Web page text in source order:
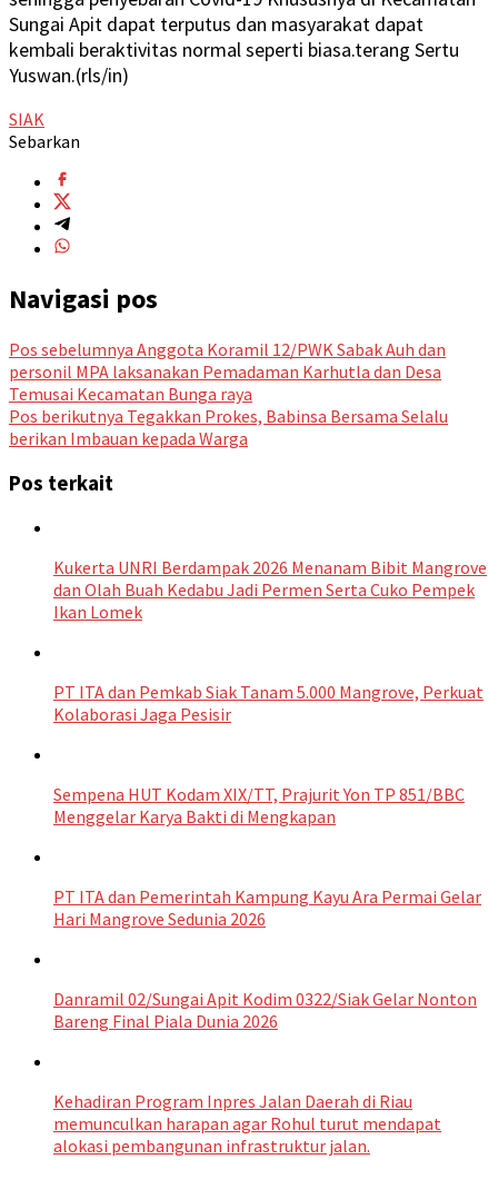
Sungai Apit dapat terputus dan masyarakat dapat
kembali beraktivitas normal seperti biasa.terang Sertu
Yuswan.(rls/in)
SIAK
Sebarkan
Navigasi pos
Pos sebelumnya Anggota Koramil 12/PWK Sabak Auh dan
personil MPA laksanakan Pemadaman Karhutla dan Desa
Temusai Kecamatan Bunga raya
Pos berikutnya Tegakkan Prokes, Babinsa Bersama Selalu
berikan Imbauan kepada Warga
Pos terkait
Kukerta UNRI Berdampak 2026 Menanam Bibit Mangrove
dan Olah Buah Kedabu Jadi Permen Serta Cuko Pempek
Ikan Lomek
PT ITA dan Pemkab Siak Tanam 5.000 Mangrove, Perkuat
Kolaborasi Jaga Pesisir
Sempena HUT Kodam XIX/TT, Prajurit Yon TP 851/BBC
Menggelar Karya Bakti di Mengkapan
PT ITA dan Pemerintah Kampung Kayu Ara Permai Gelar
Hari Mangrove Sedunia 2026
Danramil 02/Sungai Apit Kodim 0322/Siak Gelar Nonton
Bareng Final Piala Dunia 2026
Kehadiran Program Inpres Jalan Daerah di Riau
memunculkan harapan agar Rohul turut mendapat
alokasi pembangunan infrastruktur jalan.